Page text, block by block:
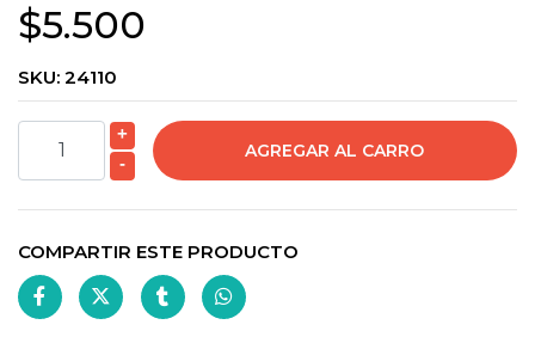
$5.500
SKU: 24110
+
-
COMPARTIR ESTE PRODUCTO